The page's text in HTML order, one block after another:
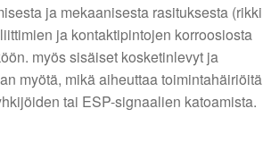
ja mekaanisesta rasituksesta (rikki
ja kontaktipintojen korroosiosta
myös sisäiset kosketinlevyt ja
myötä, mikä aiheuttaa toimintahäiriöitä
tai ESP-signaalien katoamista.